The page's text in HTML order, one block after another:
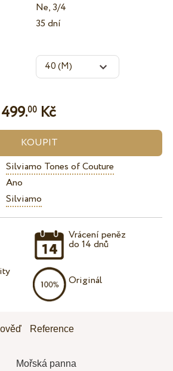
Ne, 3/4
35 dní
00Kč
Silviamo Tones of Couture
Ano
Silviamo
Vrácení peněz
do 14 dnů
Originál
Reference
Mořská panna